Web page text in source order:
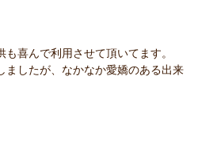
喜んで利用させて頂いてます。
ましたが、なかなか愛嬌のある出来